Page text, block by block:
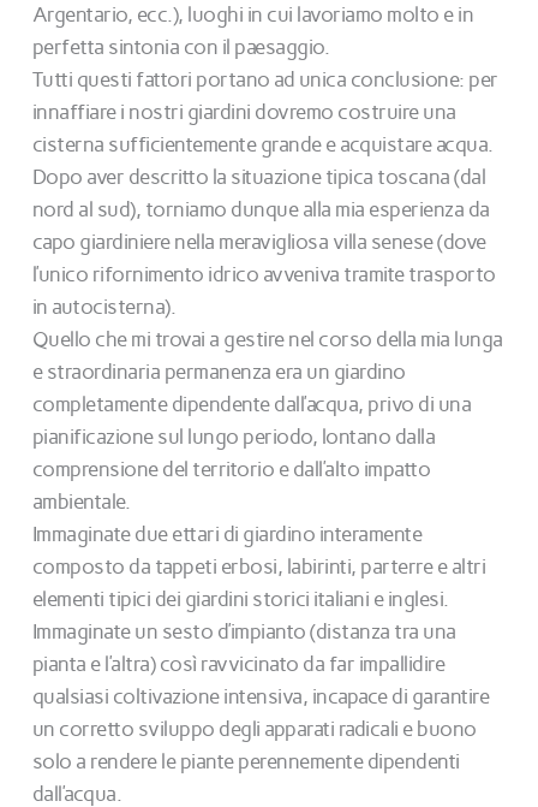
Argentario, ecc.), luoghi in cui lavoriamo molto e in
perfetta sintonia con il paesaggio.
Tutti questi fattori portano ad unica conclusione: per
innaffiare i nostri giardini dovremo costruire una
cisterna sufficientemente grande e acquistare acqua.
Dopo aver descritto la situazione tipica toscana (dal
nord al sud), torniamo dunque alla mia esperienza da
capo giardiniere nella meravigliosa villa senese (dove
l’unico rifornimento idrico avveniva tramite trasporto
in autocisterna).
Quello che mi trovai a gestire nel corso della mia lunga
e straordinaria permanenza era un giardino
completamente dipendente dall’acqua, privo di una
pianificazione sul lungo periodo, lontano dalla
comprensione del territorio e dall’alto impatto
ambientale.
Immaginate due ettari di giardino interamente
composto da tappeti erbosi, labirinti, parterre e altri
elementi tipici dei giardini storici italiani e inglesi.
Immaginate un sesto d’impianto (distanza tra una
pianta e l’altra) così ravvicinato da far impallidire
qualsiasi coltivazione intensiva, incapace di garantire
un corretto sviluppo degli apparati radicali e buono
solo a rendere le piante perennemente dipendenti
dall’acqua.